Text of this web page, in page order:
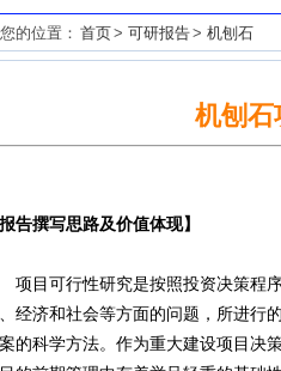
您的位置： 首页> 可研报告> 机刨石
机刨石
报告撰写思路及价值体现】
目可行性研究是按照投资决策程序
经济和社会等方面的问题，所进行
的科学方法。作为重大建设项目决